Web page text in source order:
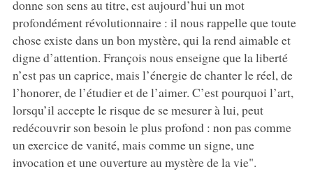
donne son sens au titre, est aujourd’hui un mot
profondément révolutionnaire : il nous rappelle que toute
chose existe dans un bon mystère, qui la rend aimable et
digne d’attention. François nous enseigne que la liberté
n’est pas un caprice, mais l’énergie de chanter le réel, de
l’honorer, de l’étudier et de l’aimer. C’est pourquoi l’art,
lorsqu’il accepte le risque de se mesurer à lui, peut
redécouvrir son besoin le plus profond : non pas comme
un exercice de vanité, mais comme un signe, une
invocation et une ouverture au mystère de la vie".